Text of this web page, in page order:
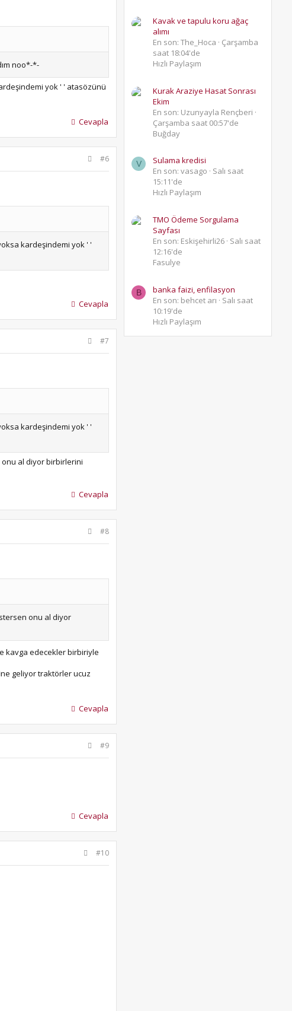
noo*-*-
yok ' ' atasözünü
Cevapla
#6
kardeşindemi yok ' '
Cevapla
#7
kardeşindemi yok ' '
onu al diyor birbirlerini
Cevapla
#8
onu al diyor
kavga edecekler birbiriyle
geliyor traktörler ucuz
Cevapla
#9
Cevapla
#10
Kavak ve tapulu koru ağaç
alımı
En son: The_Hoca
Çarşamba
saat 18:04'de
Hızlı Paylaşım
Kurak Araziye Hasat Sonrası
Ekim
En son: Uzunyayla Rençberi
Çarşamba saat 00:57'de
Buğday
V
Sulama kredisi
En son: vasago
Salı saat
15:11'de
Hızlı Paylaşım
TMO Ödeme Sorgulama
Sayfası
En son: Eskişehirli26 Salı saat
12:16'de
Fasulye
B
banka faizi, enfilasyon
En son: behcet arı
Salı saat
10:19'de
Hızlı Paylaşım